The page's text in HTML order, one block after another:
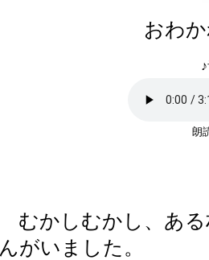
おわ
朗
むかしむかし、ある
んがいました。